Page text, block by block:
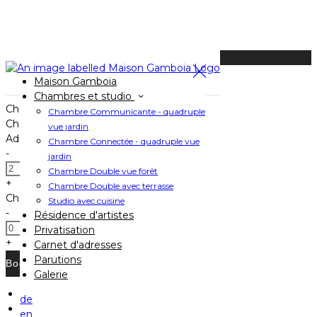
Maison Gamboia
Chambres et studio
Chambre Communicante - quadruple
vue jardin
Chambre Connectée - quadruple vue
jardin
Chambre Double vue forêt
Chambre Double avec terrasse
Studio avec cuisine
Résidence d'artistes
Privatisation
Carnet d'adresses
Parutions
Galerie
de
en
Book your stay
Check In
Check Out
Adults
-
+
Children
-
+